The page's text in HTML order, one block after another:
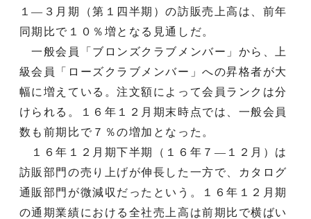
１―３月期（第１四半期）の訪販売上高は、前年
同期比で１０％増となる見通しだ。
一般会員「ブロンズクラブメンバー」から、上
級会員「ローズクラブメンバー」への昇格者が大
幅に増えている。注文額によって会員ランクは分
けられる。１６年１２月期末時点では、一般会員
数も前期比で７％の増加となった。
１６年１２月期下半期（１６年７―１２月）は
訪販部門の売り上げが伸長した一方で、カタログ
通販部門が微減収だったという。１６年１２月期
の通期業績における全社売上高は前期比で横ばい